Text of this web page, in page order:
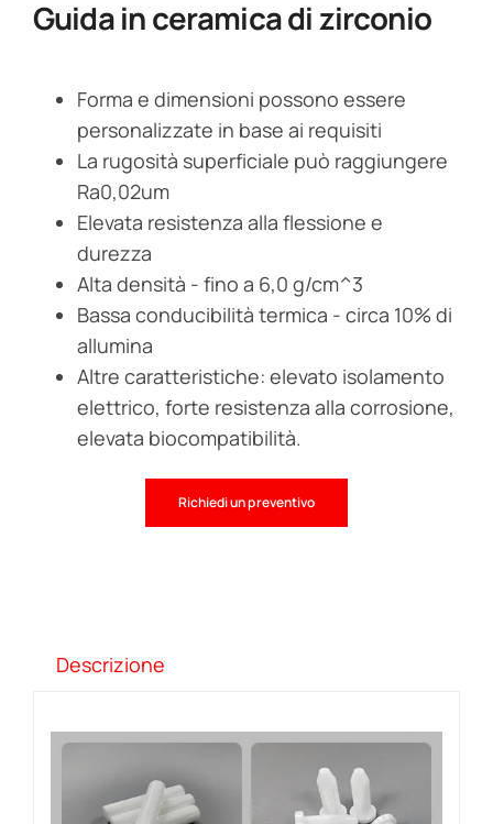
Guida in ceramica di zirconio
Forma e dimensioni possono essere
personalizzate in base ai requisiti
La rugosità superficiale può raggiungere
Ra0,02um
Elevata resistenza alla flessione e
durezza
Alta densità - fino a 6,0 g/cm^3
Bassa conducibilità termica - circa 10% di
allumina
Altre caratteristiche: elevato isolamento
elettrico, forte resistenza alla corrosione,
elevata biocompatibilità.
Richiedi un preventivo
Descrizione